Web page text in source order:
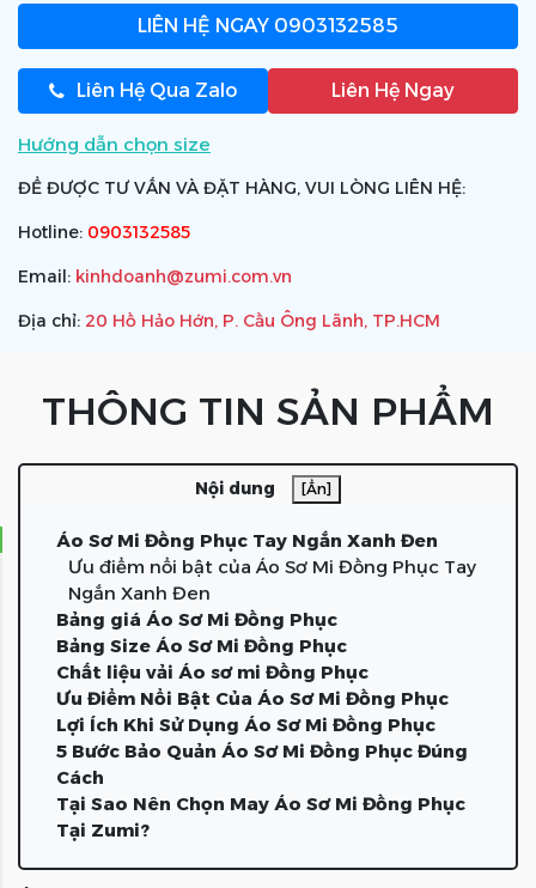
LIÊN HỆ NGAY 0903132585
Liên Hệ Qua Zalo Liên Hệ Ngay
Hướng dẫn chọn size
ĐỂ ĐƯỢC TƯ VẤN VÀ ĐẶT HÀNG, VUI LÒNG LIÊN HỆ:
Hotline: 0903132585
Email: kinhdoanh@zumi.com.vn
Địa chỉ: 20 Hồ Hảo Hớn, P. Cầu Ông Lãnh, TP.HCM
THÔNG TIN SẢN PHẨM
Nội dung [Ẩn]
Áo Sơ Mi Đồng Phục Tay Ngắn Xanh Đen
Ưu điểm nổi bật của Áo Sơ Mi Đồng Phục Tay
Ngắn Xanh Đen
Bảng giá Áo Sơ Mi Đồng Phục
Bảng Size Áo Sơ Mi Đồng Phục
Chất liệu vải Áo sơ mi Đồng Phục
Ưu Điểm Nổi Bật Của Áo Sơ Mi Đồng Phục
Lợi Ích Khi Sử Dụng Áo Sơ Mi Đồng Phục
5 Bước Bảo Quản Áo Sơ Mi Đồng Phục Đúng
Cách
Tại Sao Nên Chọn May Áo Sơ Mi Đồng Phục
Tại Zumi?